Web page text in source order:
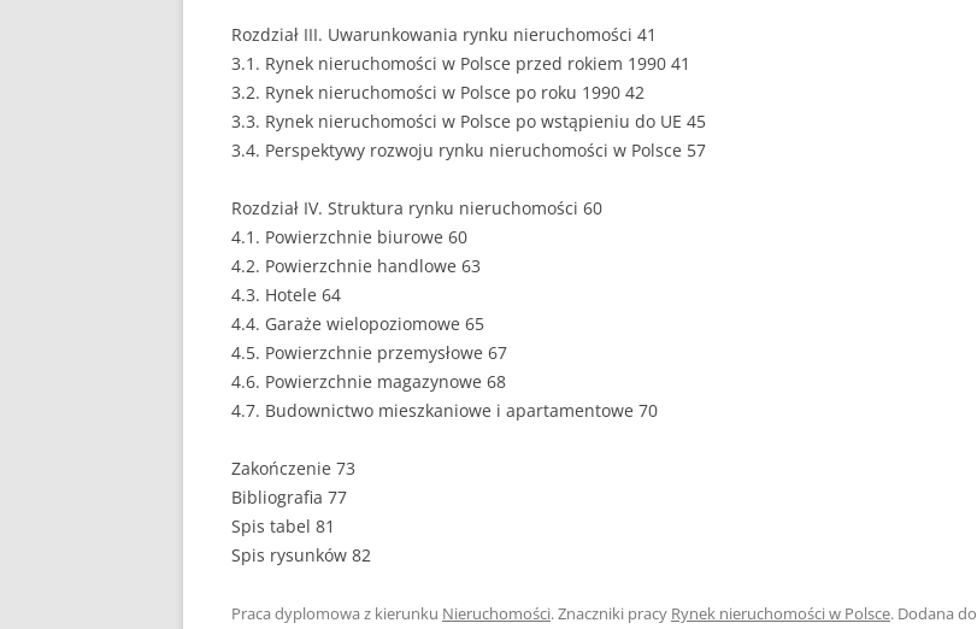
HOTELARSTWO
LOGISTYKA I TRANSPORT
MARKETING
PEDAGOGIKA
POLITOLOGIA
PSYCHOLOGIA
ROLNICTWO
Rozdział III. Uwarunkowania rynku nieruchomości 41
3.1. Rynek nieruchomości w Polsce przed rokiem 1990 41
3.2. Rynek nieruchomości w Polsce po roku 1990 42
3.3. Rynek nieruchomości w Polsce po wstąpieniu do UE 45
3.4. Perspektywy rozwoju rynku nieruchomości w Polsce 57
Rozdział IV. Struktura rynku nieruchomości 60
4.1. Powierzchnie biurowe 60
4.2. Powierzchnie handlowe 63
4.3. Hotele 64
4.4. Garaże wielopoziomowe 65
4.5. Powierzchnie przemysłowe 67
4.6. Powierzchnie magazynowe 68
4.7. Budownictwo mieszkaniowe i apartamentowe 70
Zakończenie 73
Bibliografia 77
Spis tabel 81
Spis rysunków 82
Praca dyplomowa z kierunku Nieruchomości. Znaczniki pracy Rynek nieruchomości w Polsce. Dodana do